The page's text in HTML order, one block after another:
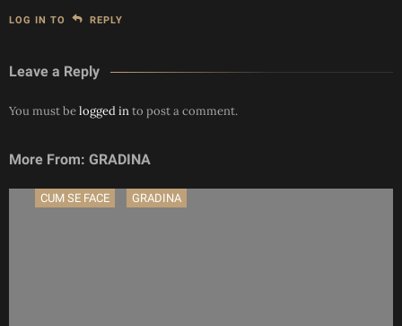
LOG IN TO REPLY
Leave a Reply
You must belogged into post a comment.
More From: GRADINA
CUM SE FACE GRADINA